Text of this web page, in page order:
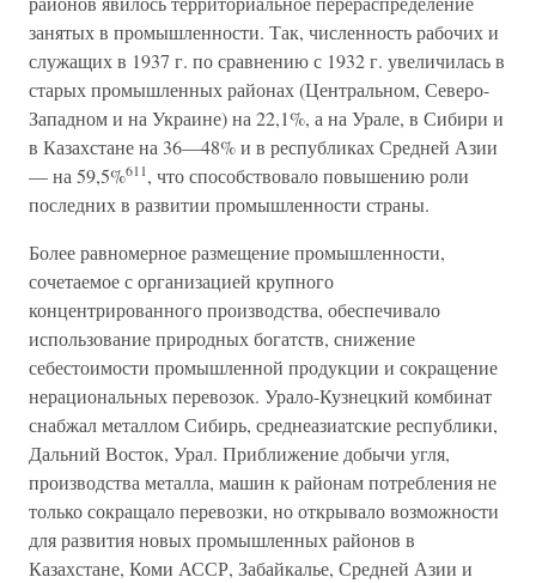
занятых в промышленности. Так, численность рабочих и
служащих в 1937 г. по сравнению с 1932 г. увеличилась в
старых промышленных районах (Центральном, Северо-
Западном и на Украине) на 22,1%, а на Урале, в Сибири и
в Казахстане на 36—48% и в республиках Средней Азии
— на 59,5%611, что способствовало повышению роли
последних в развитии промышленности страны.
Более равномерное размещение промышленности,
сочетаемое с организацией крупного
концентрированного производства, обеспечивало
использование природных богатств, снижение
себестоимости промышленной продукции и сокращение
нерациональных перевозок. Урало-Кузнецкий комбинат
снабжал металлом Сибирь, среднеазиатские республики,
Дальний Восток, Урал. Приближение добычи угля,
производства металла, машин к районам потребления не
только сокращало перевозки, но открывало возможности
для развития новых промышленных районов в
Казахстане, Коми АССР, Забайкалье, Средней Азии и